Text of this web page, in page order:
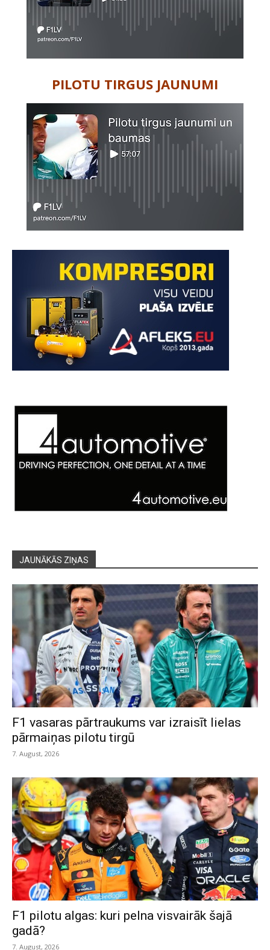
PILOTU TIRGUS JAUNUMI
JAUNĀKĀS ZIŅAS
F1 vasaras pārtraukums var izraisīt lielas
pārmaiņas pilotu tirgū
7. August, 2026
F1 pilotu algas: kuri pelna visvairāk šajā
gadā?
7. August, 2026